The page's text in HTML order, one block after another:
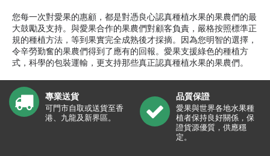
您每一次對愛果的惠顧，都是對憑良心認真種植水果的果農們的最
大鼓勵及支持。與愛果合作的果農們對顧客負責，嚴格按照標準正
規的種植方法，等到果實完全成熟後才採摘。因為您明智的選擇，
令辛勞勤奮的果農們得到了應有的回報。愛果支援綠色的種植方
式，科學的包裝運輸，更支持那些真正認真種植水果的果農們。
專業送貨
可門市自取或送貨至香
港、九龍及新界區。
品質保證
愛果與世界各地水果種
植者保持良好關係，保
證貨源優質，供應穩
定。